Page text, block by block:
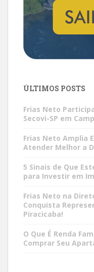
ÚLTIMOS POSTS
Frias Neto
Secovi-SP em
Frias Neto Amplia
Atender Melhor a
5 Sinais de Que
para Investir em
Frias Neto na
Conquista
Piracicaba!
O Que É Renda
Comprar Seu